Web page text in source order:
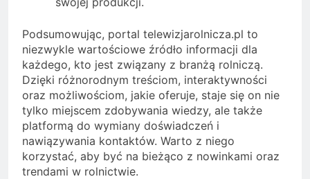
Podsumowując, portal telewizjarolnicza.pl to
niezwykle wartościowe źródło informacji dla
każdego, kto jest związany z branżą rolniczą.
Dzięki różnorodnym treściom, interaktywności
oraz możliwościom, jakie oferuje, staje się on nie
tylko miejscem zdobywania wiedzy, ale także
platformą do wymiany doświadczeń i
nawiązywania kontaktów. Warto z niego
korzystać, aby być na bieżąco z nowinkami oraz
trendami w rolnictwie.